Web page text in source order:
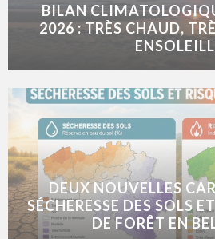
BILAN
2026 : TRÈS CHAUD,
DEUX NOUVELLES
SÉCHERESSE DES SOLS
DE FORÊT EN